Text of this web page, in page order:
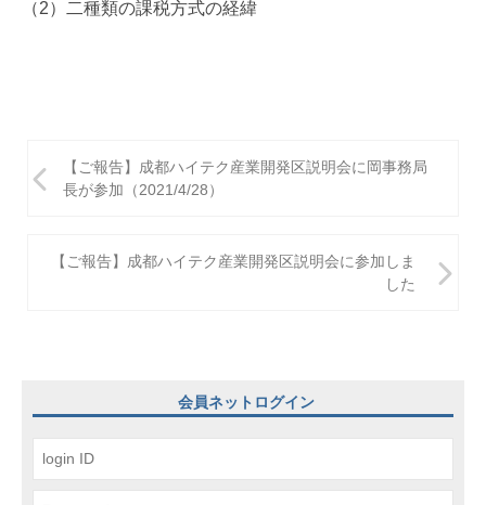
（2）二種類の課税方式の経緯
稿
ョ
ン
【ご報告】成都ハイテク産業開発区説明会に岡事務局
長が参加（2021/4/28）
【ご報告】成都ハイテク産業開発区説明会に参加しま
した
会員ネットログイン